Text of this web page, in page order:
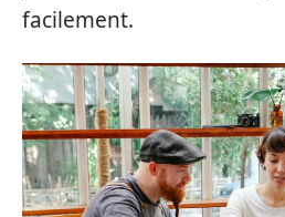
facilement.